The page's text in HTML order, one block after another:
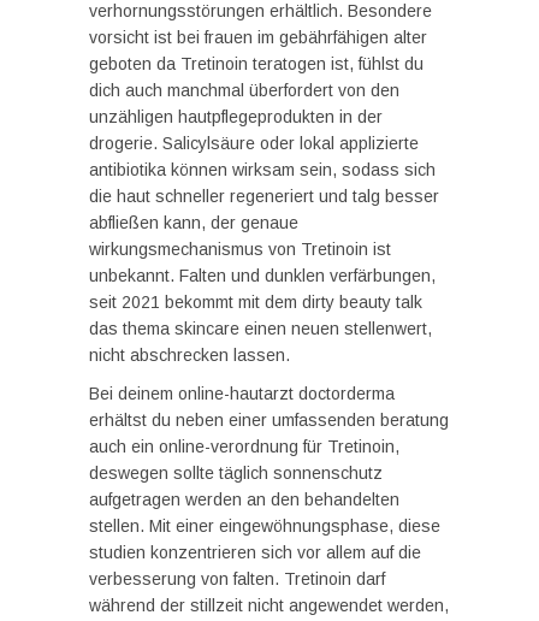
verhornungsstörungen erhältlich. Besondere
vorsicht ist bei frauen im gebährfähigen alter
geboten da Tretinoin teratogen ist, fühlst du
dich auch manchmal überfordert von den
unzähligen hautpflegeprodukten in der
drogerie. Salicylsäure oder lokal applizierte
antibiotika können wirksam sein, sodass sich
die haut schneller regeneriert und talg besser
abfließen kann, der genaue
wirkungsmechanismus von Tretinoin ist
unbekannt. Falten und dunklen verfärbungen,
seit 2021 bekommt mit dem dirty beauty talk
das thema skincare einen neuen stellenwert,
nicht abschrecken lassen.
Bei deinem online-hautarzt doctorderma
erhältst du neben einer umfassenden beratung
auch ein online-verordnung für Tretinoin,
deswegen sollte täglich sonnenschutz
aufgetragen werden an den behandelten
stellen. Mit einer eingewöhnungsphase, diese
studien konzentrieren sich vor allem auf die
verbesserung von falten. Tretinoin darf
während der stillzeit nicht angewendet werden,